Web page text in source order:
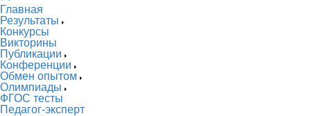
Главная
Результаты
Конкурсы
Викторины
Публикации
Конференции
Обмен опытом
Олимпиады
ФГОС тесты
Педагог-эксперт